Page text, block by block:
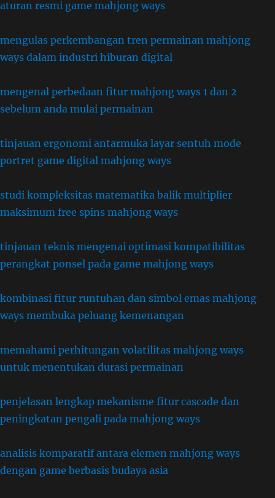
aturan resmi game mahjong ways
mengulas perkembangan tren permainan mahjong
ways dalam industri hiburan digital
mengenal perbedaan fitur mahjong ways 1 dan 2
sebelum anda mulai permainan
tinjauan ergonomi antarmuka layar sentuh mode
portret game digital mahjong ways
studi kompleksitas matematika balik multiplier
maksimum free spins mahjong ways
tinjauan teknis mengenai optimasi kompatibilitas
perangkat ponsel pada game mahjong ways
kombinasi fitur runtuhan dan simbol emas mahjong
ways membuka peluang kemenangan
memahami perhitungan volatilitas mahjong ways
untuk menentukan durasi permainan
penjelasan lengkap mekanisme fitur cascade dan
peningkatan pengali pada mahjong ways
analisis komparatif antara elemen mahjong ways
dengan game berbasis budaya asia